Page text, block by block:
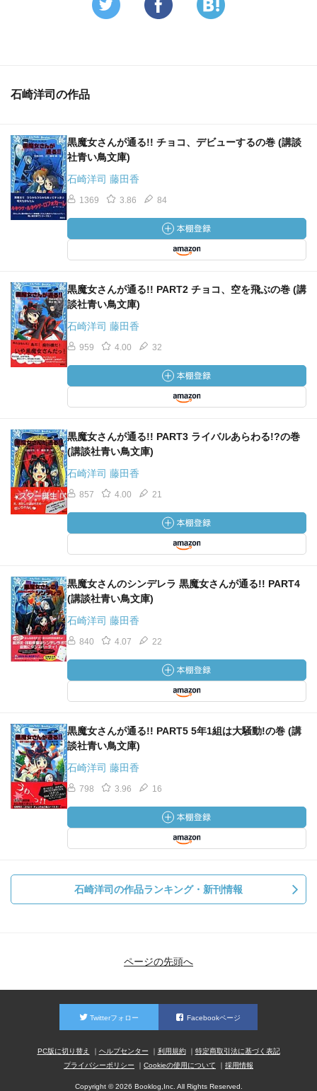
石崎洋司の作品
黒魔女さんが通る!! チョコ、デビューするの巻 (講談
社青い鳥文庫)
石崎洋司 藤田香
1369 3.86 84
黒魔女さんが通る!! PART2 チョコ、空を飛ぶの巻 (講
談社青い鳥文庫)
石崎洋司 藤田香
959 4.00 32
黒魔女さんが通る!! PART3 ライバルあらわる!?の巻
(講談社青い鳥文庫)
石崎洋司 藤田香
857 4.00 21
黒魔女さんのシンデレラ 黒魔女さんが通る!! PART4
(講談社青い鳥文庫)
石崎洋司 藤田香
840 4.07 22
黒魔女さんが通る!! PART5 5年1組は大騒動!の巻 (講
談社青い鳥文庫)
石崎洋司 藤田香
798 3.96 16
石崎洋司の作品ランキング・新刊情報
ページの先頭へ
Twitterフォロー Facebookページ
PC版に切り替え ヘルプセンター 利用規約
特定商取引法に基づく表記
プライバシーポリシー
Cookieの使用について 採用情報
Copyright © 2026 Booklog,Inc. All Rights Reserved.